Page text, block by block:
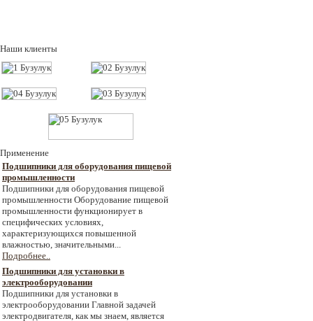
Наши клиенты
Применение
Подшипники для оборудования пищевой
промышленности
Подшипники для оборудования пищевой
промышленности Оборудование пищевой
промышленности функционирует в
специфических условиях,
характеризующихся повышенной
влажностью, значительными...
Подробнее..
Подшипники для установки в
электрооборудовании
Подшипники для установки в
электрооборудовании Главной задачей
электродвигателя, как мы знаем, является